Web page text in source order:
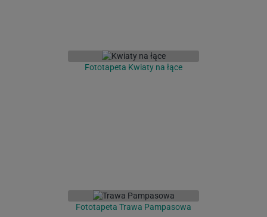
Fototapeta Kwiaty na łące
Fototapeta Trawa Pampasowa